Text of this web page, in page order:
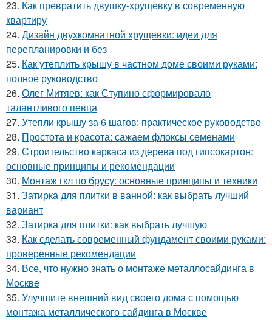
23. Как превратить двушку-хрущевку в современную
квартиру
24. Дизайн двухкомнатной хрущевки: идеи для
перепланировки и без
25. Как утеплить крышу в частном доме своими руками:
полное руководство
26. Олег Митяев: как Ступино сформировало
талантливого певца
27. Утепли крышу за 6 шагов: практическое руководство
28. Простота и красота: сажаем флоксы семенами
29. Строительство каркаса из дерева под гипсокартон:
основные принципы и рекомендации
30. Монтаж гкл по брусу: основные принципы и техники
31. Затирка для плитки в ванной: как выбрать лучший
вариант
32. Затирка для плитки: как выбрать лучшую
33. Как сделать современный фундамент своими руками:
проверенные рекомендации
34. Все, что нужно знать о монтаже металлосайдинга в
Москве
35. Улучшите внешний вид своего дома с помощью
монтажа металлического сайдинга в Москве